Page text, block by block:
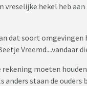
vreselijke hekel heb
dat soort omgevingen
Vreemd....vandaar
moeten
staan de ouders